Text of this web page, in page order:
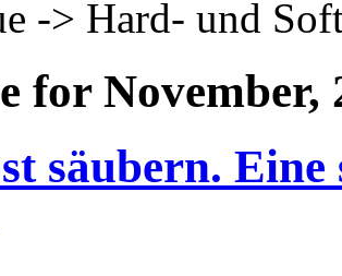
-> Hard- und
for November,
säubern. Eine